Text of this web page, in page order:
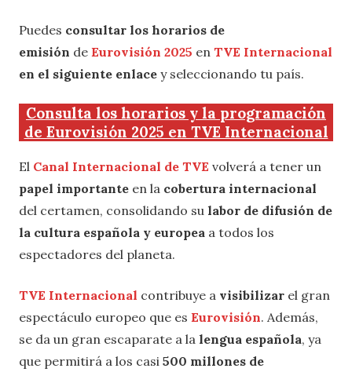
Puedes consultar los horarios de
emisión de Eurovisión 2025 en TVE Internacional
en el siguiente enlace y seleccionando tu país.
Consulta los horarios y la programación
de Eurovisión 2025 en TVE Internacional
El Canal Internacional de TVE volverá a tener un
papel importante en la cobertura internacional
del certamen, consolidando su labor de difusión de
la cultura española y europea a todos los
espectadores del planeta.
TVE Internacional contribuye a visibilizar el gran
espectáculo europeo que es Eurovisión. Además,
se da un gran escaparate a la lengua española, ya
que permitirá a los casi 500 millones de